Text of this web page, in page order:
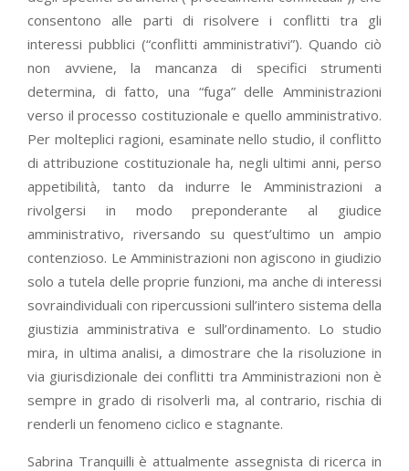
consentono alle parti di risolvere i conflitti tra gli
interessi pubblici (“conflitti amministrativi”). Quando ciò
non avviene, la mancanza di specifici strumenti
determina, di fatto, una “fuga” delle Amministrazioni
verso il processo costituzionale e quello amministrativo.
Per molteplici ragioni, esaminate nello studio, il conflitto
di attribuzione costituzionale ha, negli ultimi anni, perso
appetibilità, tanto da indurre le Amministrazioni a
rivolgersi in modo preponderante al giudice
amministrativo, riversando su quest’ultimo un ampio
contenzioso. Le Amministrazioni non agiscono in giudizio
solo a tutela delle proprie funzioni, ma anche di interessi
sovraindividuali con ripercussioni sull’intero sistema della
giustizia amministrativa e sull’ordinamento. Lo studio
mira, in ultima analisi, a dimostrare che la risoluzione in
via giurisdizionale dei conflitti tra Amministrazioni non è
sempre in grado di risolverli ma, al contrario, rischia di
renderli un fenomeno ciclico e stagnante.
Sabrina Tranquilli è attualmente assegnista di ricerca in